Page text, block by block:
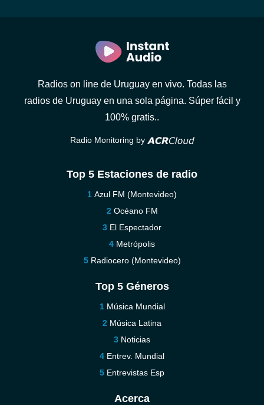
Radios on line de Uruguay en vivo. Todas las
radios de Uruguay en una sola página. Súper fácil y
100% gratis..
Radio Monitoring by
Top 5 Estaciones de radio
Azul FM (Montevideo)
Océano FM
El Espectador
Metrópolis
Radiocero (Montevideo)
Top 5 Géneros
Música Mundial
Música Latina
Noticias
Entrev. Mundial
Entrevistas Esp
Acerca